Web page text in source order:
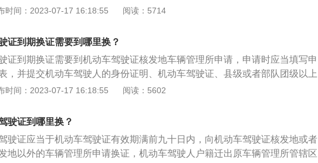
指定的体检点，体检获身体条件证明后一并提交办理换证业务，交付工本费
核发来实现的，这表明获取驾驶证是一种具有一定格式的行为，必须有专门
来核发。
时间：2023-07-17 16:18:55 阅读：5714
证到期换证需要到哪里换？
证到期换证需要到机动车驾驶证核发地车辆管理所申请，申请时应当填写申
，并提交机动车驾驶人的身份证明、机动车驾驶证、县级或者部队团级以上
机构出具的有关身体条件的证明。驾驶证（全称机动车驾驶证）又作“驾
驶证需要符合年龄，并且需要通过驾驶考试。驾驶证通常列明持有人可驾驶
动车辆种类，例如摩托车、小客车、货车、公共汽车等。
时间：2023-07-17 16:18:55 阅读：5602
驶证到哪里换？
驶证应当于机动车驾驶证有效期满前九十日内，向机动车驾驶证核发地或者
地以外的车辆管理所申请换证，机动车驾驶人户籍迁出原车辆管理所管辖区